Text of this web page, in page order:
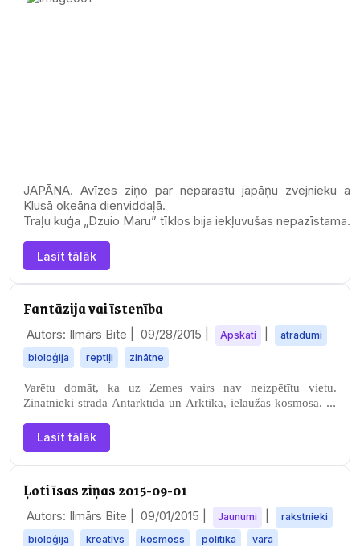
JAPĀNA. Avīzes ziņo par neparastu japāņu zvejnieku
Klusā okeāna dienviddaļā.
Traļu kuģa „Dzuio Maru” tīklos bija iekļuvušas nepazīstama…
Lasīt tālāk
Fantāzija vai īstenība
Autors: Ilmārs Bite | 09/28/2015 Apskati
atradumi
bioloģija
reptiļi zinātne
Varētu domāt, ka uz Zemes vairs nav neizpētītu vietu.
Zinātnieki strādā Antarktīdā un Arktikā, ielaužas kosmosā. Ik
Lasīt tālāk
Ļoti īsas ziņas 2015-09-01
Autors: Ilmārs Bite | 09/01/2015 Jaunumi
rakstnieki
bioloģija
kreatīvs kosmoss politika vara